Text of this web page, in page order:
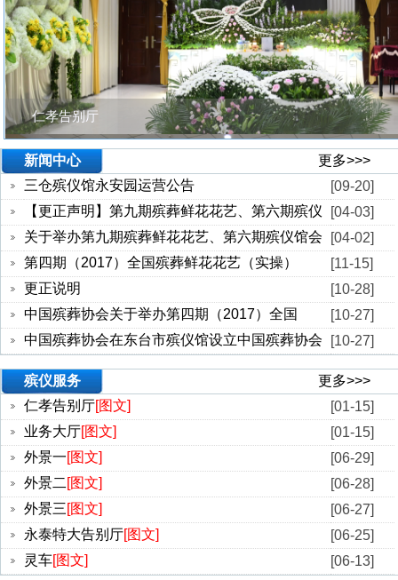
仁孝告别厅
业务大厅
新闻中心
更多>>>
三仓殡仪馆永安园运营公告
[09-20]
【更正声明】第九期殡葬鲜花花艺、第六期殡仪
[04-03]
关于举办第九期殡葬鲜花花艺、第六期殡仪馆会
[04-02]
第四期（2017）全国殡葬鲜花花艺（实操）
[11-15]
更正说明
[10-28]
中国殡葬协会关于举办第四期（2017）全国
[10-27]
中国殡葬协会在东台市殡仪馆设立中国殡葬协会
[10-27]
殡仪服务
更多>>>
仁孝告别厅[图文]
[01-15]
业务大厅[图文]
[01-15]
外景一[图文]
[06-29]
外景二 [图文]
[06-28]
外景三[图文]
[06-27]
永泰特大告别厅[图文]
[06-25]
灵车[图文] [06-13]